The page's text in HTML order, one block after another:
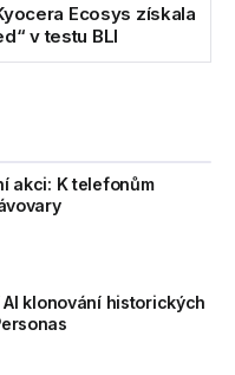
Ecosys získala
v testu BLI
akci: K telefonům
klonování historických